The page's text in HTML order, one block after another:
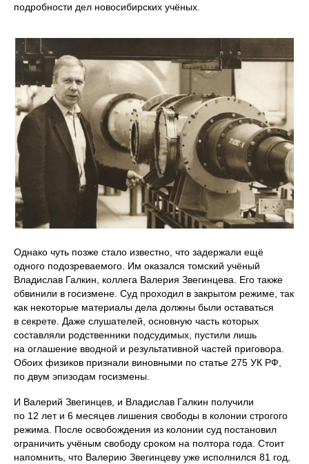
подробности дел новосибирских учёных.
Однако чуть позже стало известно, что задержали ещё
одного подозреваемого. Им оказался томский учёный
Владислав Галкин, коллега Валерия Звегинцева. Его также
обвинили в госизмене. Суд проходил в закрытом режиме, так
как некоторые материалы дела должны были оставаться
в секрете. Даже слушателей, основную часть которых
составляли родственники подсудимых, пустили лишь
на оглашение вводной и результативной частей приговора.
Обоих физиков признали виновными по статье 275 УК РФ,
по двум эпизодам госизмены.
И Валерий Звегинцев, и Владислав Галкин получили
по 12 лет и 6 месяцев лишения свободы в колонии строгого
режима. После освобождения из колонии суд постановил
ограничить учёным свободу сроком на полтора года. Стоит
напомнить, что Валерию Звегинцеву уже исполнился 81 год,